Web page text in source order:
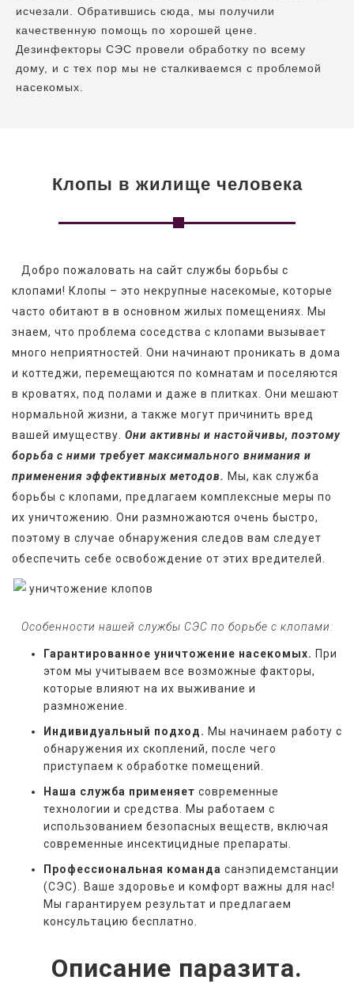
исчезали. Обратившись сюда, мы получили
качественную помощь по хорошей цене.
Дезинфекторы СЭС провели обработку по всему
дому, и с тех пор мы не сталкиваемся с проблемой
насекомых.
Клопы в жилище человека
Добро пожаловать на сайт службы борьбы с
клопами! Клопы – это некрупные насекомые, которые
часто обитают в в основном жилых помещениях. Мы
знаем, что проблема соседства с клопами вызывает
много неприятностей. Они начинают проникать в дома
и коттеджи, перемещаются по комнатам и поселяются
в кроватях, под полами и даже в плитках. Они мешают
нормальной жизни, а также могут причинить вред
вашей имуществу. Они активны и настойчивы, поэтому
борьба с ними требует максимального внимания и
применения эффективных методов. Мы, как служба
борьбы с клопами, предлагаем комплексные меры по
их уничтожению. Они размножаются очень быстро,
поэтому в случае обнаружения следов вам следует
обеспечить себе освобождение от этих вредителей.
Особенности нашей службы СЭС по борьбе с клопами:
Гарантированное уничтожение насекомых. При
этом мы учитываем все возможные факторы,
которые влияют на их выживание и
размножение.
Индивидуальный подход. Мы начинаем работу с
обнаружения их скоплений, после чего
приступаем к обработке помещений.
Наша служба применяет современные
технологии и средства. Мы работаем с
использованием безопасных веществ, включая
современные инсектицидные препараты.
Профессиональная команда санэпидемстанции
(СЭС). Ваше здоровье и комфорт важны для нас!
Мы гарантируем результат и предлагаем
консультацию бесплатно.
Описание паразита.